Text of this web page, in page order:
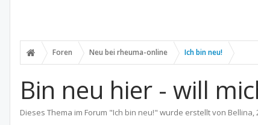
Foren Neu bei rheuma-online Ich bin neu!
Bin neu hier - will
Dieses Thema im Forum "Ich bin neu!" wurde erstellt von Bellina,